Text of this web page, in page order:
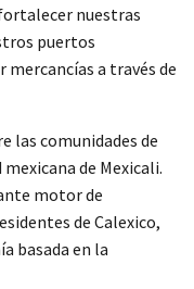
nuestras
puertos
a través de
las comunidades de
mexicana de Mexicali.
motor de
de Calexico,
basada en la